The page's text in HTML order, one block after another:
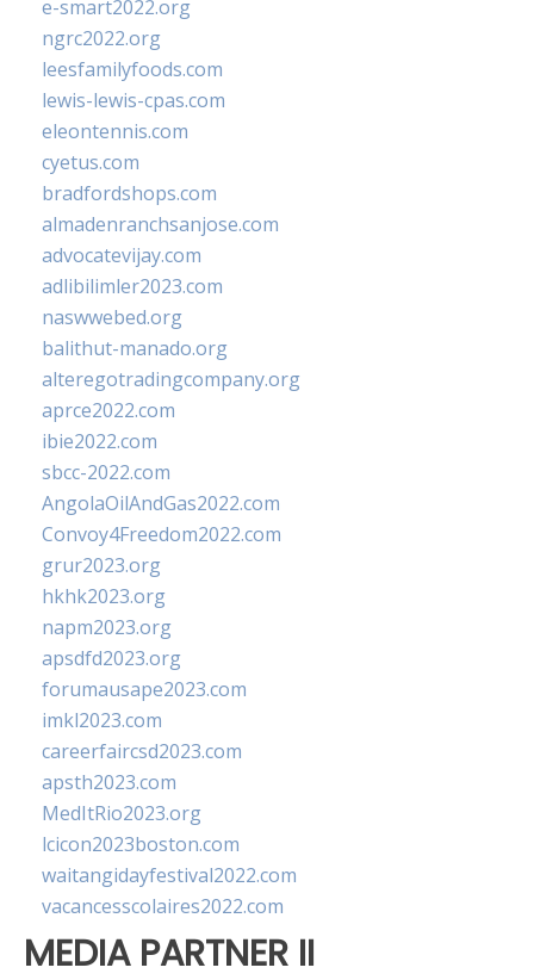
e-smart2022.org
ngrc2022.org
leesfamilyfoods.com
lewis-lewis-cpas.com
eleontennis.com
cyetus.com
bradfordshops.com
almadenranchsanjose.com
advocatevijay.com
adlibilimler2023.com
naswwebed.org
balithut-manado.org
alteregotradingcompany.org
aprce2022.com
ibie2022.com
sbcc-2022.com
AngolaOilAndGas2022.com
Convoy4Freedom2022.com
grur2023.org
hkhk2023.org
napm2023.org
apsdfd2023.org
forumausape2023.com
imkl2023.com
careerfaircsd2023.com
apsth2023.com
MedItRio2023.org
lcicon2023boston.com
waitangidayfestival2022.com
vacancesscolaires2022.com
MEDIA PARTNER II